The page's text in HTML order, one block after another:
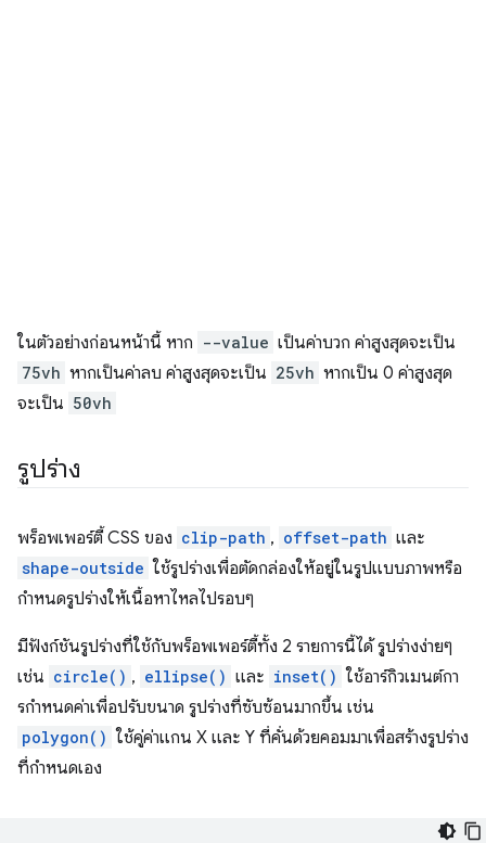
ในตัวอย่างก่อนหน้านี้ หาก --value เป็นค่าบวก ค่าสูงสุดจะเป็น
75vh หากเป็นค่าลบ ค่าสูงสุดจะเป็น 25vh หากเป็น 0 ค่าสูงสุด
จะเป็น 50vh
รูปร่าง
พร็อพเพอร์ตี้ CSS ของ clip-path , offset-path และ
shape-outside ใช้รูปร่างเพื่อตัดกล่องให้อยู่ในรูปแบบภาพหรือ
กำหนดรูปร่างให้เนื้อหาไหลไปรอบๆ
มีฟังก์ชันรูปร่างที่ใช้กับพร็อพเพอร์ตี้ทั้ง 2 รายการนี้ได้ รูปร่างง่ายๆ
เช่น circle() , ellipse() และ inset() ใช้อาร์กิวเมนต์กา
รกําหนดค่าเพื่อปรับขนาด รูปร่างที่ซับซ้อนมากขึ้น เช่น
polygon() ใช้คู่ค่าแกน X และ Y ที่คั่นด้วยคอมมาเพื่อสร้างรูปร่าง
ที่กำหนดเอง